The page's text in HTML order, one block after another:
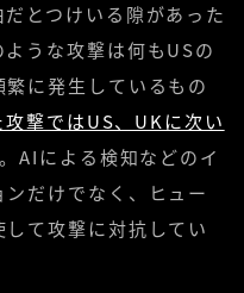
とつけいる隙があった
うな攻撃は何もUSの
に発生しているもの
撃ではUS、UKに次い
AIによる検知などのイ
だけでなく、ヒュー
て攻撃に対抗してい